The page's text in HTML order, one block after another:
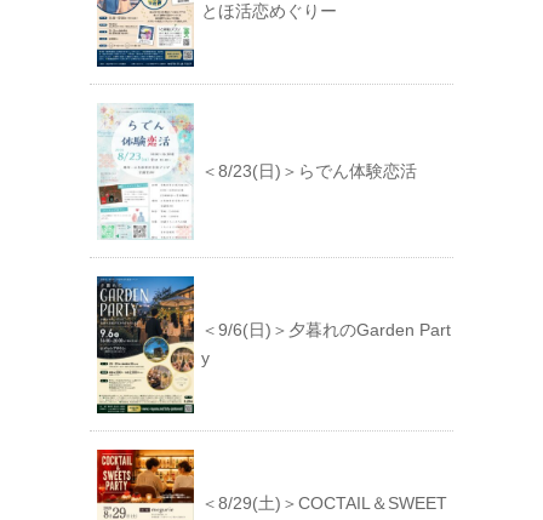
とほ活恋めぐりー
＜8/23(日)＞らでん体験恋活
＜9/6(日)＞夕暮れのGarden Part
y
＜8/29(土)＞COCTAIL＆SWEET